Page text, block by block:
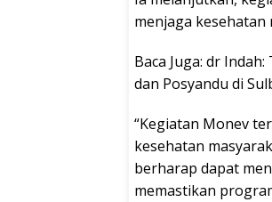
menjaga kesehatan
Baca Juga: dr
dan Posyandu di
“Kegiatan Monev
kesehatan
berharap dapat
memastikan